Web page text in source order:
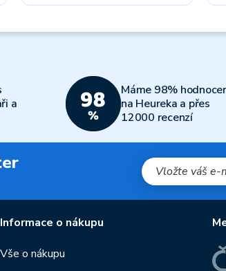
a
Máme 98%
na Heureka a přes
12000 recenzí
Informace o nákupu
Vše o nákupu